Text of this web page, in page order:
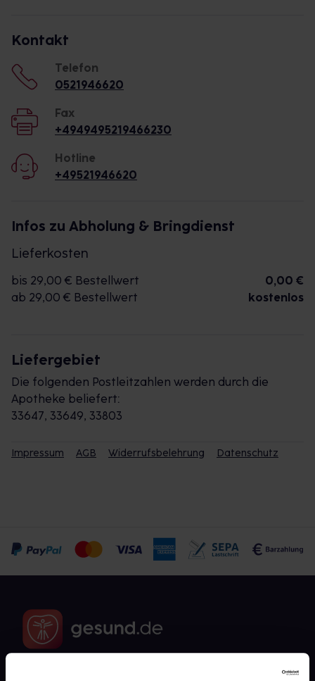
Kontakt
Telefon
0521946620
Fax
+4949495219466230
Hotline
+49521946620
Infos zu Abholung & Bringdienst
Lieferkosten
bis 29,00 € Bestellwert
0,00 €
ab 29,00 € Bestellwert
kostenlos
Liefergebiet
Die folgenden Postleitzahlen werden durch die
Apotheke beliefert:
33647, 33649, 33803
Impressum AGB Widerrufsbelehrung Datenschutz